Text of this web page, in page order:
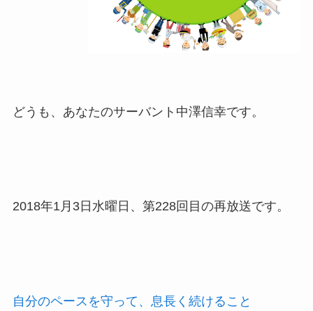
どうも、あなたのサーバント中澤信幸です。
2018年1月3日水曜日、第228回目の再放送です。
自分のペースを守って、息長く続けること